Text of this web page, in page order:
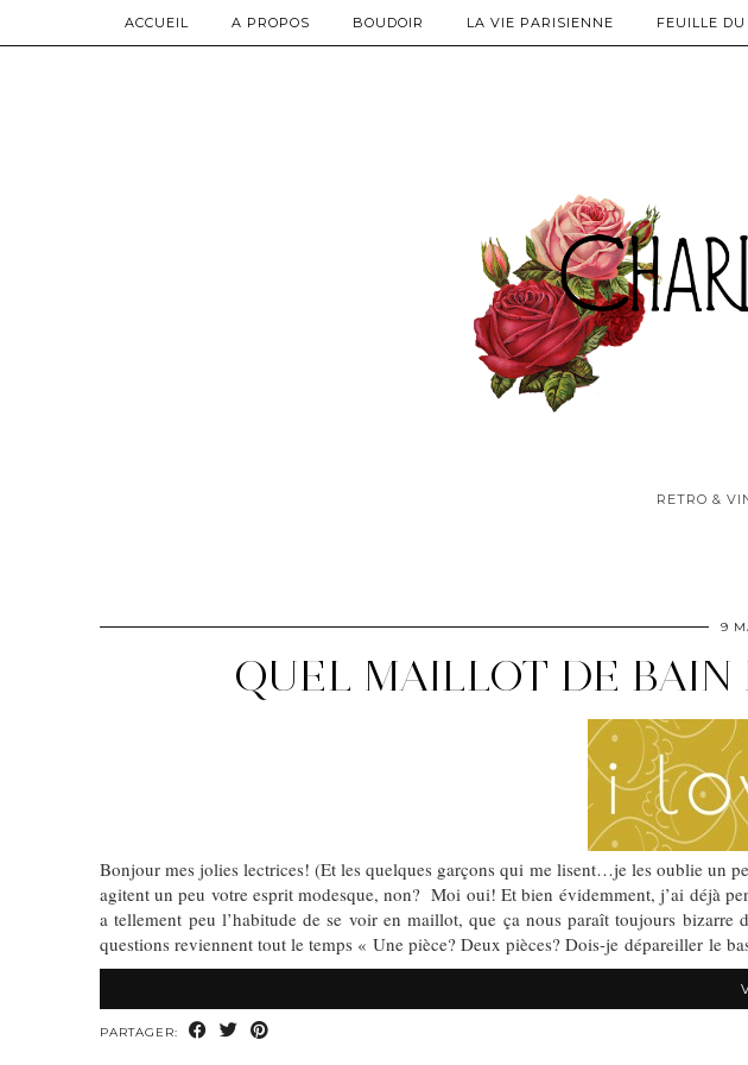
RETRO &
ACCUEIL A PROPOS BOUDOIR LA VIE PARISIENNE FEUILLE DU
9
QUEL MAILLOT DE BAIN
Bonjour mes jolies lectrices! (Et les quelques garçons qui me lisent…je les oublie un
agitent un peu votre esprit modesque, non? Moi oui! Et bien évidemment, j’ai déjà
a tellement peu l’habitude de se voir en maillot, que ça nous paraît toujours
questions reviennent tout le temps « Une pièce? Deux pièces? Dois-je dépareiller le
PARTAGER: